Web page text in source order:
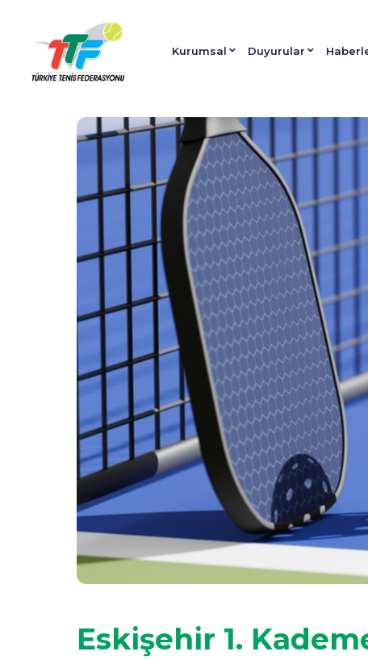
Kurumsal Duyurular
Eskişehir 1.